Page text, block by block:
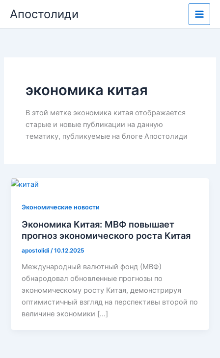
содержимому
Апостолиди
экономика китая
В этой метке экономика китая отображается
старые и новые публикации на данную
тематику, публикуемые на блоге Апостолиди
Экономические новости
Экономика Китая: МВФ повышает
прогноз экономического роста Китая
apostolidi /10.12.2025
Международный валютный фонд (МВФ)
обнародовал обновленные прогнозы по
экономическому росту Китая, демонстрируя
оптимистичный взгляд на перспективы второй по
величине экономики […]